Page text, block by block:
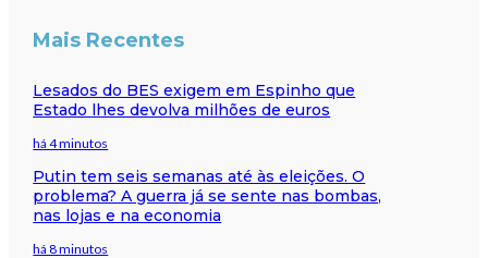
Mais Recentes
Lesados do BES exigem em Espinho que
Estado lhes devolva milhões de euros
há 4 minutos
Putin tem seis semanas até às eleições. O
problema? A guerra já se sente nas bombas,
nas lojas e na economia
há 8 minutos